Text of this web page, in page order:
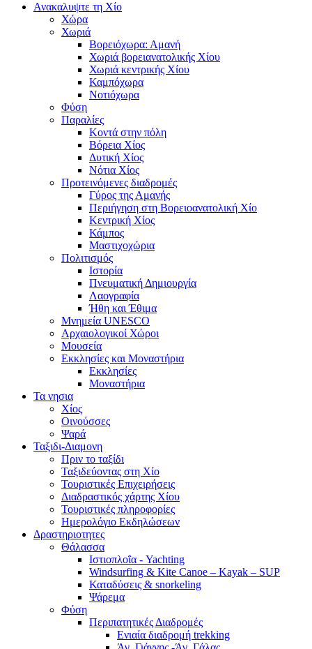
Ανακαλυψτε τη Χίο
Χώρα
Χωριά
Βορειόχωρα: Αμανή
Χωριά βορειανατολικής Χίου
Χωριά κεντρικής Χίου
Καμπόχωρα
Νοτιόχωρα
Φύση
Παραλίες
Κοντά στην πόλη
Βόρεια Χίος
Δυτική Χίος
Νότια Χίος
Προτεινόμενες διαδρομές
Γύρος της Αμανής
Περιήγηση στη Βορειοανατολική Χίο
Κεντρική Χίος
Κάμπος
Μαστιχοχώρια
Πολιτισμός
Ιστορία
Πνευματική Δημιουργία
Λαογραφία
Ήθη και Έθιμα
Μνημεία UNESCO
Αρχαιολογικοί Χώροι
Μουσεία
Εκκλησίες και Μοναστήρια
Εκκλησίες
Μοναστήρια
Τα νησια
Χίος
Οινούσσες
Ψαρά
Ταξιδι-Διαμονη
Πριν το ταξίδι
Ταξιδεύοντας στη Χίο
Τουριστικές Επιχειρήσεις
Διαδραστικός χάρτης Χίου
Τουριστικές πληροφορίες
Ημερολόγιο Εκδηλώσεων
Δραστηριοτητες
Θάλασσα
Ιστιοπλοΐα - Yachting
Windsurfing & Kite Canoe – Kayak – SUP
Καταδύσεις & snorkeling
Ψάρεμα
Φύση
Περιπατητικές Διαδρομές
Ενιαία διαδρομή trekking